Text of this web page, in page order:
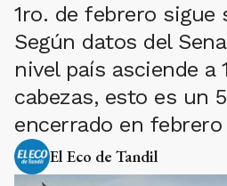
1ro. de febrero sigue
Según datos del
nivel país asciende a
cabezas, esto es un
encerrado en febrero
El Eco de Tandil